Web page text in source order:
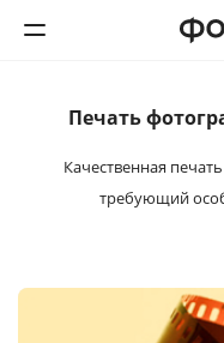
Печать фото
Интерьерная печать
Печать
Качественная
требующий